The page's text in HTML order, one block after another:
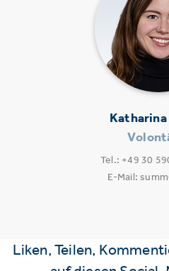
Tel.: +49 30
E-Mail:
Liken, Teilen,